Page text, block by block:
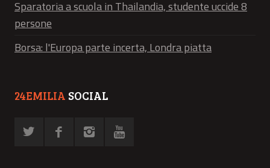
Sparatoria a scuola in Thailandia, studente uccide 8
persone
Borsa: l'Europa parte incerta, Londra piatta
24EMILIA SOCIAL